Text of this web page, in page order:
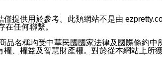
通知型訊息。
提供用於參考。此類網站不是由
任何聯繫。
名稱均受中華民國國家法律及國際條約中
、權益及智慧財產權。對於從本網站上所